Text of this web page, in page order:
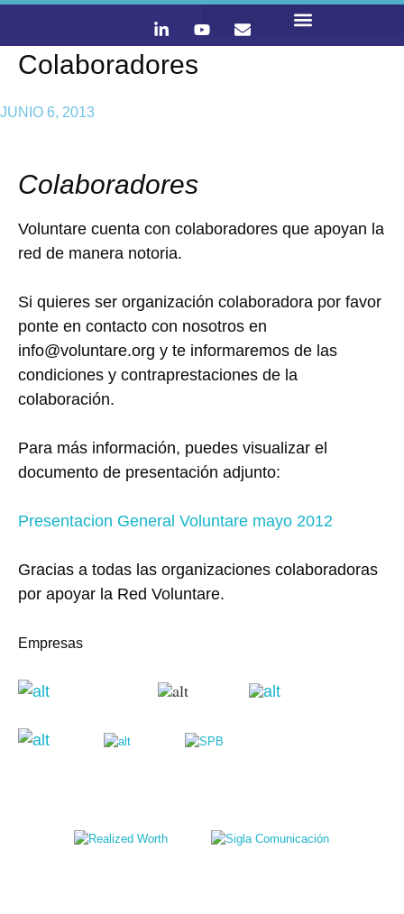
Colaboradores
JUNIO 6, 2013
Colaboradores
Voluntare cuenta con colaboradores que apoyan la
red de manera notoria.
Si quieres ser organización colaboradora por favor
ponte en contacto con nosotros en
info@voluntare.org y te informaremos de las
condiciones y contraprestaciones de la
colaboración.
Para más información, puedes visualizar el
documento de presentación adjunto:
Presentacion General Voluntare mayo 2012
Gracias a todas las organizaciones colaboradoras
por apoyar la Red Voluntare.
Empresas